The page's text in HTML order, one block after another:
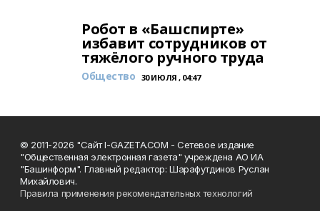
Робот в «Башспирте»
избавит сотрудников от
тяжёлого ручного труда
Общество 30 ИЮЛЯ , 04:47
© 2011-2026 "Сайт I-GAZETA.COM - Сетевое издание
"Общественная электронная газета" учреждена АО ИА
"Башинформ". Главный редактор: Шарафутдинов Руслан
Михайлович.
Правила применения рекомендательных технологий